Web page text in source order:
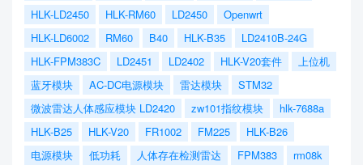
HLK-LD2450
HLK-RM60 LD2450
Openwrt
HLK-LD6002
RM60 B40 HLK-B35
LD2410B-24G
HLK-FPM383C
LD2451 LD2402 HLK-V20套件
上位机
蓝牙模块
AC-DC电源模块 雷达模块
STM32
微波雷达人体感应模块 LD2420
zw101指纹模块
hlk-7688a
HLK-B25
HLK-V20 FR1002 FM225
HLK-B26
电源模块
低功耗 人体存在检测雷达 FPM383
rm08k